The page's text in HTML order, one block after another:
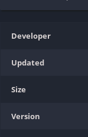
Developer
Updated
Size
Version